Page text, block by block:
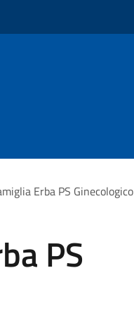
Erba PS Ginecologico
PS